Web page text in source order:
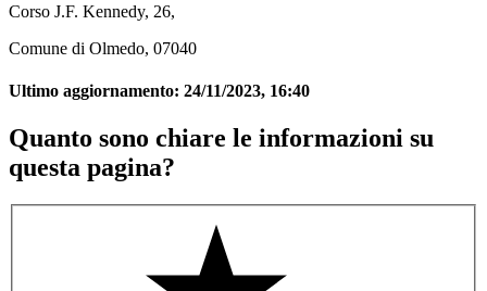
Corso J.F. Kennedy, 26,
Comune di Olmedo, 07040
Ultimo aggiornamento: 24/11/2023, 16:40
Quanto sono chiare le informazioni su
questa pagina?